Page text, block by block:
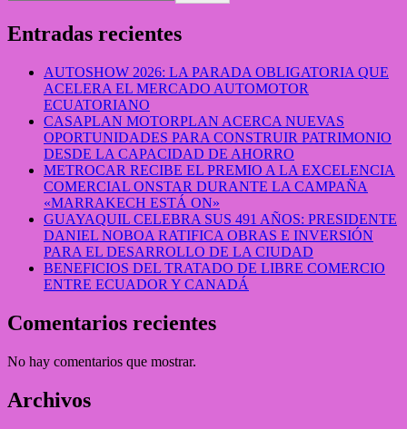
Entradas recientes
AUTOSHOW 2026: LA PARADA OBLIGATORIA QUE
ACELERA EL MERCADO AUTOMOTOR
ECUATORIANO
CASAPLAN MOTORPLAN ACERCA NUEVAS
OPORTUNIDADES PARA CONSTRUIR PATRIMONIO
DESDE LA CAPACIDAD DE AHORRO
METROCAR RECIBE EL PREMIO A LA EXCELENCIA
COMERCIAL ONSTAR DURANTE LA CAMPAÑA
«MARRAKECH ESTÁ ON»
GUAYAQUIL CELEBRA SUS 491 AÑOS: PRESIDENTE
DANIEL NOBOA RATIFICA OBRAS E INVERSIÓN
PARA EL DESARROLLO DE LA CIUDAD
BENEFICIOS DEL TRATADO DE LIBRE COMERCIO
ENTRE ECUADOR Y CANADÁ
Comentarios recientes
No hay comentarios que mostrar.
Archivos